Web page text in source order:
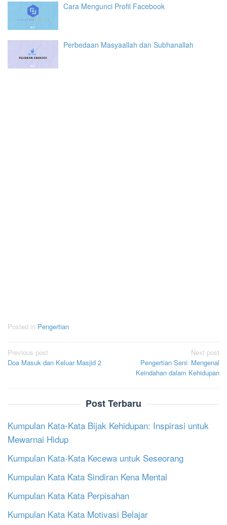
Cara Mengunci Profil Facebook
Perbedaan Masyaallah dan Subhanallah
Posted in Pengertian
Post
navigation
Previous post
Doa Masuk dan Keluar Masjid 2
Next post
Pengertian Seni: Mengenal
Keindahan dalam Kehidupan
Post Terbaru
Kumpulan Kata-Kata Bijak Kehidupan: Inspirasi untuk
Mewarnai Hidup
Kumpulan Kata-Kata Kecewa untuk Seseorang
Kumpulan Kata Kata Sindiran Kena Mental
Kumpulan Kata Kata Perpisahan
Kumpulan Kata Kata Motivasi Belajar